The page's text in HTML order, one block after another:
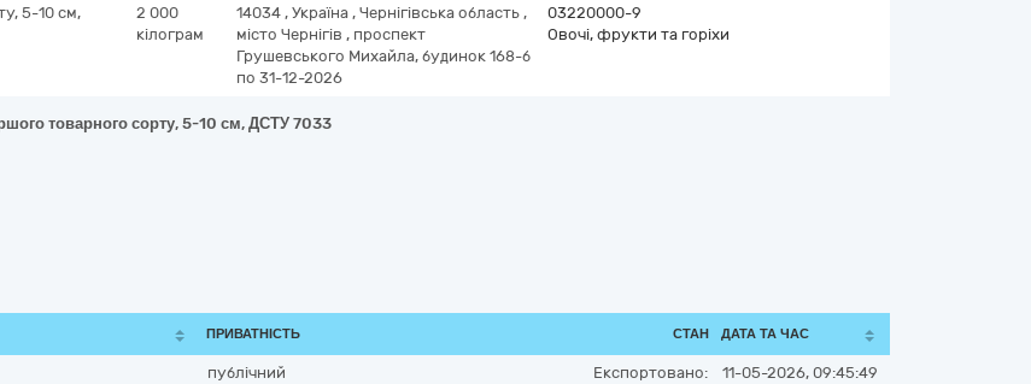
5-10 см,
2 000
кілограм
14034 , Україна , Чернігівська область ,
місто Чернігів , проспект
Грушевського Михайла, будинок 168-б
по 31-12-2026
03220000-9
Овочі, фрукти та горіхи
товарного сорту, 5-10 см, ДСТУ 7033
ПРИВАТНІСТЬ СТАН ДАТА ТА ЧАС
публічний Експортовано: 11-05-2026, 09:45:49